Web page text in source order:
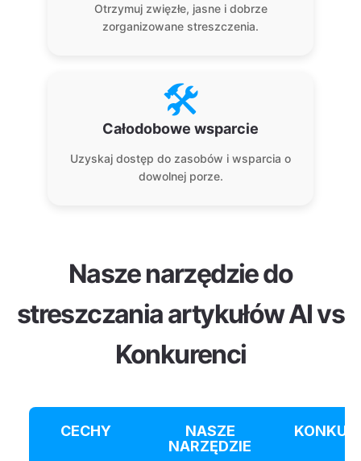
Otrzymuj zwięzłe, jasne i dobrze
zorganizowane streszczenia.
🛠️
Całodobowe wsparcie
Uzyskaj dostęp do zasobów i wsparcia o
dowolnej porze.
Nasze narzędzie do
streszczania artykułów AI vs
Konkurenci
CECHY
NASZE
NARZĘDZIE